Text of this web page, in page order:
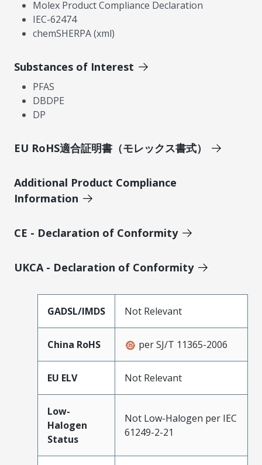
Molex Product Compliance Declaration
IEC-62474
chemSHERPA (xml)
Substances of Interest
PFAS
DBDPE
DP
EU RoHS適合証明書（モレックス書式）
Additional Product Compliance
Information
CE - Declaration of Conformity
UKCA - Declaration of Conformity
GADSL/IMDS Not Relevant
China RoHS per SJ/T 11365-2006
EU ELV Not Relevant
Low-
Halogen
Status
Not Low-Halogen per IEC
61249-2-21